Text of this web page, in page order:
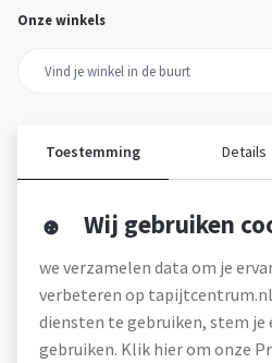
Onze winkels
Over tapijtcentrum
Werken bij
Montageservice
Toestemming Details
Wij gebruiken
we verzamelen data om je
verbeteren op
diensten te gebruiken, stem je
gebruiken. Klik hier om onze